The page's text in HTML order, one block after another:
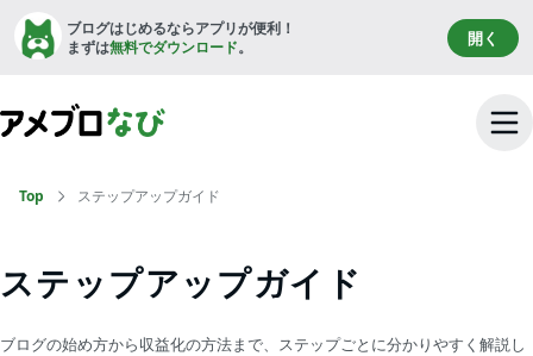
ブログはじめるならアプリが便利！
まずは無料でダウンロード。 開く
Top ステップアップガイド
ステップアップガイド
ブログの始め方から収益化の方法まで、ステップごとに分かりやすく解説し